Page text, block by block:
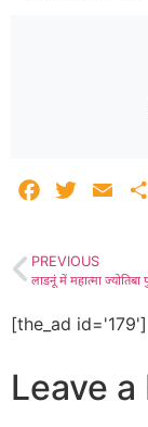
FacebookTwitterEmail
PREVIOUS
[the_ad id='179']
Leave a